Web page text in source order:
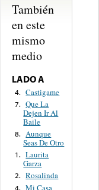
También
en este
mismo
medio
LADO A
4. Castigame
7. Que La
Dejen Ir Al
Baile
8. Aunque
Seas De Otro
1. Laurita
Garza
2. Rosalinda
4. Mi Casa